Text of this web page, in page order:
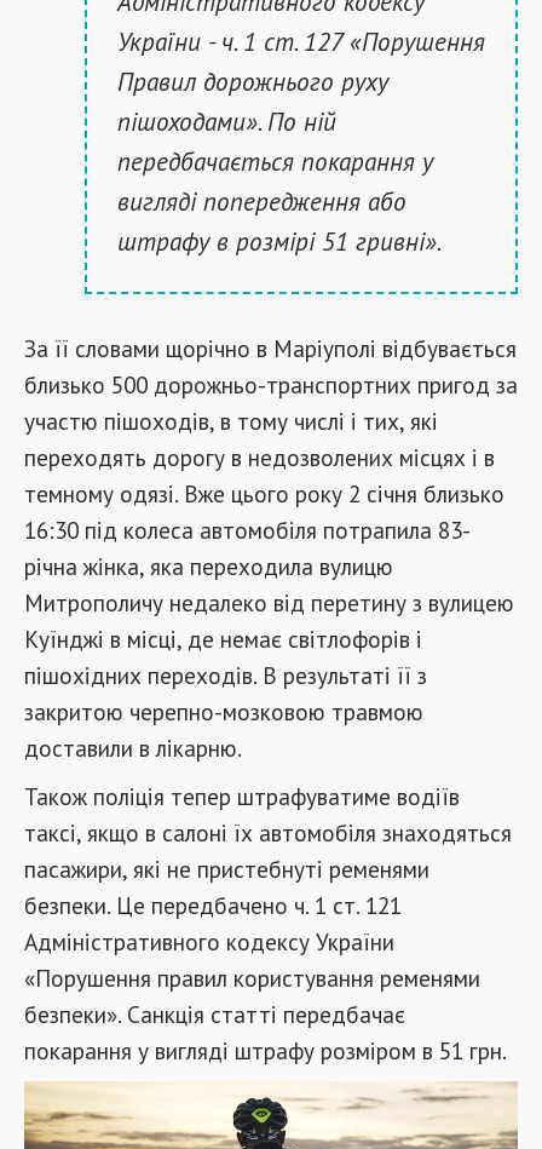
України - ч. 1 ст. 127 «Порушення
Правил дорожнього руху
пішоходами». По ній
передбачається покарання у
вигляді попередження або
штрафу в розмірі 51 гривні».
За її словами щорічно в Маріуполі відбувається
близько 500 дорожньо-транспортних пригод за
участю пішоходів, в тому числі і тих, які
переходять дорогу в недозволених місцях і в
темному одязі. Вже цього року 2 січня близько
16:30 під колеса автомобіля потрапила 83-
річна жінка, яка переходила вулицю
Митрополичу недалеко від перетину з вулицею
Куїнджі в місці, де немає світлофорів і
пішохідних переходів. В результаті її з
закритою черепно-мозковою травмою
доставили в лікарню.
Також поліція тепер штрафуватиме водіїв
таксі, якщо в салоні їх автомобіля знаходяться
пасажири, які не пристебнуті ременями
безпеки. Це передбачено ч. 1 ст. 121
Адміністративного кодексу України
«Порушення правил користування ременями
безпеки». Санкція статті передбачає
покарання у вигляді штрафу розміром в 51 грн.